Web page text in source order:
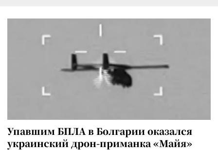
Упавшим БПЛА в Болгарии оказался
украинский дрон-приманка «Майя»